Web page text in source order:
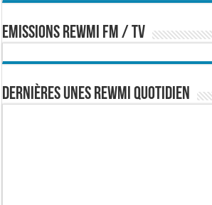
EMISSIONS REWMI FM / TV
Dernières Unes Rewmi Quotidien